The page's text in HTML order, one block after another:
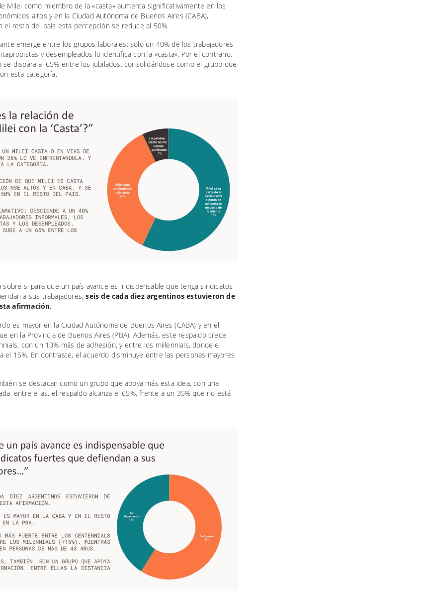
Milei como miembro de la «casta» aumenta significativamente en los
altos y en la Ciudad Autónoma de Buenos Aires (CABA),
el resto del país esta percepción se reduce al 50%.
emerge entre los grupos laborales: solo un 40% de los trabajadores
y desempleados lo identifica con la «casta». Por el contrario,
se dispara al 65% entre los jubilados, consolidándose como el grupo que
esta categoría.
sobre si para que un país avance es indispensable que tenga sindicatos
a sus trabajadores,seis de cada diez argentinos estuvieron de
afirmación.
es mayor en la Ciudad Autónoma de Buenos Aires (CABA) y en el
en la Provincia de Buenos Aires (PBA). Además, este respaldo crece
con un 10% más de adhesión, y entre los millennials, donde el
el 15%. En contraste, el acuerdo disminuye entre las personas mayores
se destacan como un grupo que apoya más esta idea, con una
entre ellas, el respaldo alcanza el 65%, frente a un 35% que no está